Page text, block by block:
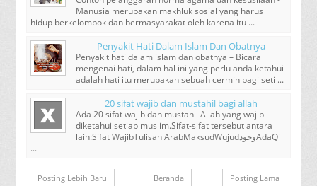
Manusia merupakan makhluk sosial yang harus
hidup berkelompok dan bermasyarakat oleh karena itu ...
Penyakit Hati Dalam Islam Dan Obatnya
Penyakit hati dalam islam dan obatnya – Bicara
mengenai hati, dalam hal ini yang perlu anda ketahui
adalah hati itu merupakan sebuah cermin bagi seti ...
20 sifat wajib dan mustahil bagi allah
Ada 20 sifat wajib dan mustahil Allah yang wajib
diketahui setiap muslim.Sifat-sifat tersebut antara
lain:Sifat WajibTulisan ArabMaksudWujudﻭﺟﻮﺩAdaQi
...
Posting Lebih Baru Posting Lama
Beranda